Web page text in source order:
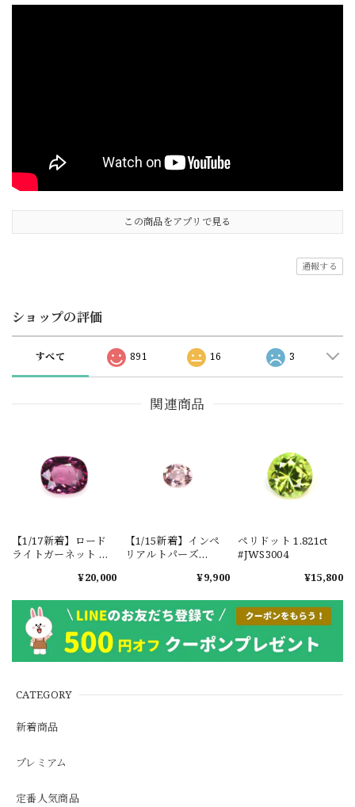
CATEGORY
新着商品
プレミアム
定番人気商品
この商品をアプリで見る
通報する
ショップの評価
すべて 891 16 3
関連商品
【1/17新着】ロード
ライトガーネット タ
1.601ct【ソーティン
¥20,000
【1/15新着】インペ
リアルトパーズ
¥9,900
ペリドット 1.821ct
#JWS3004
¥15,800